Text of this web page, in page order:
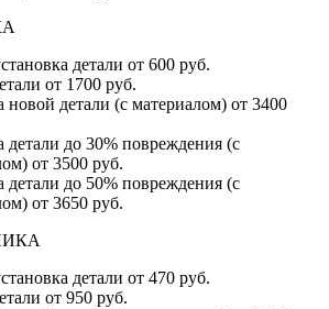
детали от 600 руб.
от 1700 руб.
новой детали (с материалом) от 3400
детали до 30% повреждения (с
от 3500 руб.
детали до 50% повреждения (с
от 3650 руб.
детали от 470 руб.
от 950 руб.